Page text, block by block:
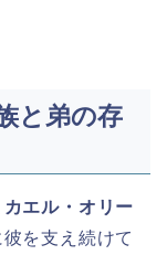
と弟の存
カエル・オリー
を支え続けて